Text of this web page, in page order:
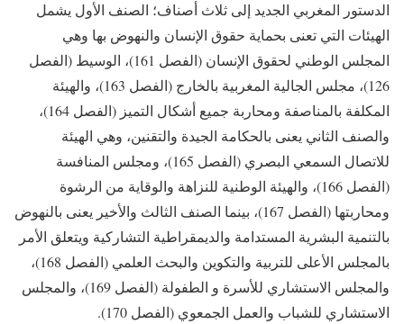
الدستور المغربي الجديد إلى ثلاث أصناف؛ الصنف الأول يشمل
الهيئات التي تعنى بحماية حقوق الإنسان والنهوض بها وهي
المجلس الوطني لحقوق الإنسان (الفصل 161)، الوسيط (الفصل
126)، مجلس الجالية المغربية بالخارج (الفصل 163)، والهيئة
المكلفة بالمناصفة ومحاربة جميع أشكال التميز (الفصل 164)،
والصنف الثاني يعنى بالحكامة الجيدة والتقنين، وهي الهيئة
للاتصال السمعي البصري (الفصل 165)، ومجلس المنافسة
(الفصل 166)، والهيئة الوطنية للنزاهة والوقاية من الرشوة
ومحاربتها (الفصل 167)، بينما الصنف الثالث والأخير يعنى بالنهوض
بالتنمية البشرية المستدامة والديمقراطية التشاركية ويتعلق الأمر
بالمجلس الأعلى للتربية والتكوين والبحث العلمي (الفصل 168)،
والمجلس الاستشاري للأسرة و الطفولة (الفصل 169)، والمجلس
الاستشاري للشباب والعمل الجمعوي (الفصل 170).